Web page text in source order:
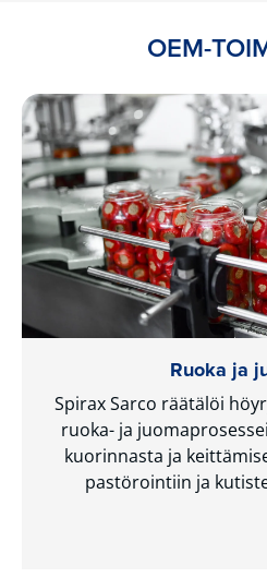
OEM-
Ruoka ja
Spirax Sarco räätälöi
ruoka- ja
kuorinnasta ja
pastörointiin ja